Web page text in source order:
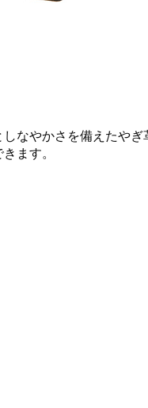
なやかさを備えたや
ます。